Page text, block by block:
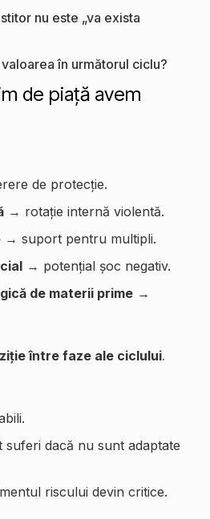
nu este „va exista
în următorul ciclu?
de piață avem
de protecție.
→ rotație internă violentă.
→ suport pentru multipli.
→ potențial șoc negativ.
de materii prime →
între faze ale ciclului.
dacă nu sunt adaptate
riscului devin critice.